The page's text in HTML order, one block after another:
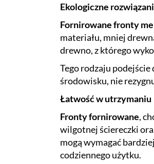
Ekologiczne
Fornirowanefronty
materiału, mniej
drewno, z którego
Tego rodzaju
środowisku, nie
Łatwość w utrzymaniu
Fronty fornirowane,
wilgotnej ściereczki
mogą wymagać
codziennego użytku.